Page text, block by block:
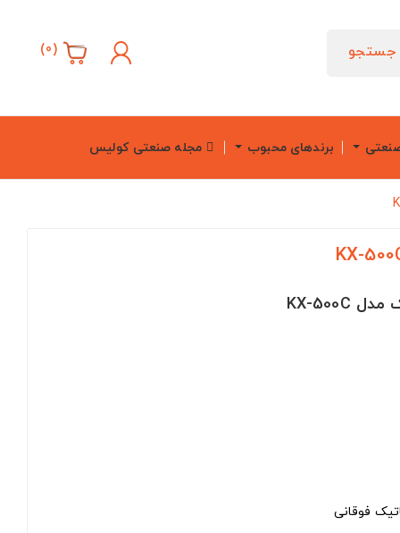
جستجو (
0
)
برندهای محبوب مجله صنعتی کولیس
فوقانی